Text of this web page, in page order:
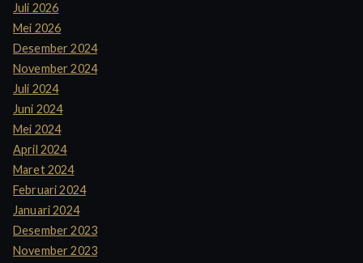
Juli 2026
Mei 2026
Desember 2024
November 2024
Juli 2024
Juni 2024
Mei 2024
April 2024
Maret 2024
Februari 2024
Januari 2024
Desember 2023
November 2023